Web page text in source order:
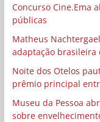
Concurso Cine.Ema
públicas
Matheus
adaptação brasileira
Noite dos Otelos
prêmio principal
Museu da Pessoa
sobre